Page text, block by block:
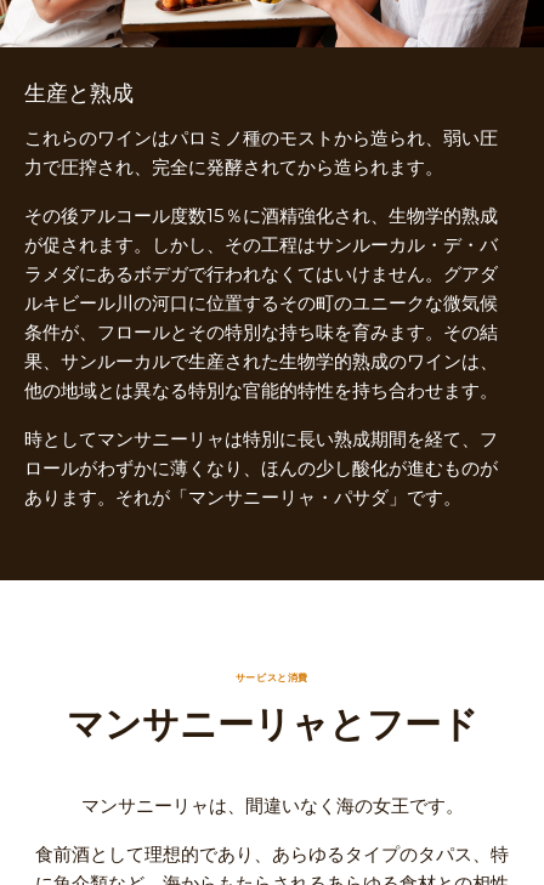
生産と熟成
これらのワインはパロミノ種のモストから造られ、弱い圧
力で圧搾され、完全に発酵されてから造られます。
その後アルコール度数15％に酒精強化され、生物学的熟成
が促されます。しかし、その工程はサンルーカル・デ・バ
ラメダにあるボデガで行われなくてはいけません。グアダ
ルキビール川の河口に位置するその町のユニークな微気候
条件が、フロールとその特別な持ち味を育みます。その結
果、サンルーカルで生産された生物学的熟成のワインは、
他の地域とは異なる特別な官能的特性を持ち合わせます。
時としてマンサニーリャは特別に長い熟成期間を経て、フ
ロールがわずかに薄くなり、ほんの少し酸化が進むものが
あります。それが「マンサニーリャ・パサダ」です。
サービスと消費
マンサニーリャとフード
マンサニーリャは、間違いなく海の女王です。
食前酒として理想的であり、あらゆるタイプのタパス、特